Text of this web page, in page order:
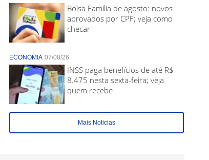
Bolsa Família de agosto: novos
aprovados por CPF; veja como
checar
ECONOMIA 07/08/26
INSS paga benefícios de até R$
8.475 nesta sexta-feira; veja
quem recebe
Mais Noticias